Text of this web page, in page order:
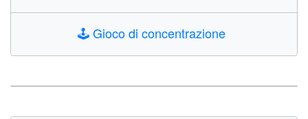
🕹️Gioco di concentrazione